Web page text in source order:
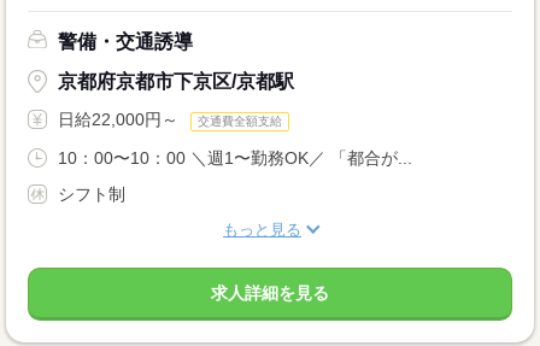
警備・交通誘導
京都府京都市下京区/京都駅
日給22,000円～ 交通費全額支給
10：00〜10：00 ＼週1〜勤務OK／ 「都合が...
シフト制
もっと見る
求人詳細を見る